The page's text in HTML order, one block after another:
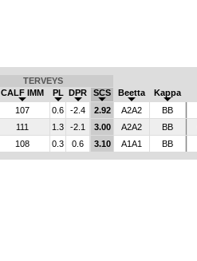
TERVEYS
CALF IMM PL DPR SCS Beetta Kappa
107 0.6 -2.4 2.92 A2A2 BB
111 1.3 -2.1 3.00 A2A2 BB
108 0.3 0.6 3.10 A1A1 BB